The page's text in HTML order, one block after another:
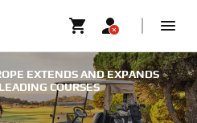
EXTENDS AND EXPANDS
COURSES